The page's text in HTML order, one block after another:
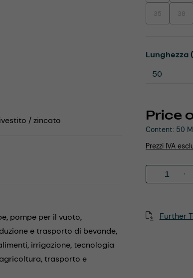
Price
Content: 50
Prezzi IVA
35(This option
38
Select
Lunghezza
Further
/ zincato
pompe per il vuoto,
e trasporto di bevande,
irrigazione,tecnologia
agricoltura,trasporto e